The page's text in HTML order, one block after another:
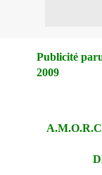
Publicité
2009